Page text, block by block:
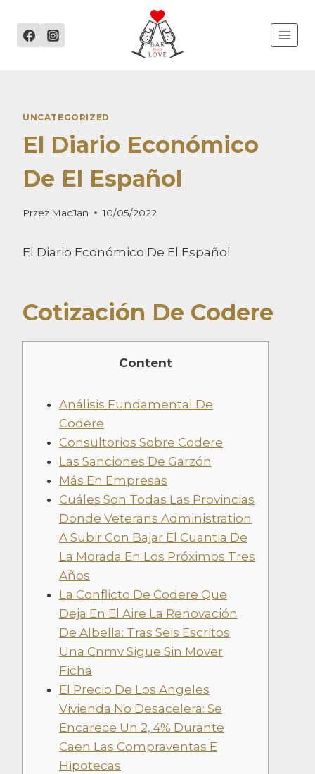
treści
UNCATEGORIZED
El Diario Económico
De El Español
Przez MacJan 10/05/2022
El Diario Económico De El Español
Cotización De Codere
Content
Análisis Fundamental De
Codere
Consultorios Sobre Codere
Las Sanciones De Garzón
Más En Empresas
Cuáles Son Todas Las Provincias
Donde Veterans Administration
A Subir Con Bajar El Cuantia De
La Morada En Los Próximos Tres
Años
La Conflicto De Codere Que
Deja En El Aire La Renovación
De Albella: Tras Seis Escritos
Una Cnmv Sigue Sin Mover
Ficha
El Precio De Los Angeles
Vivienda No Desacelera: Se
Encarece Un 2, 4% Durante
Caen Las Compraventas E
Hipotecas